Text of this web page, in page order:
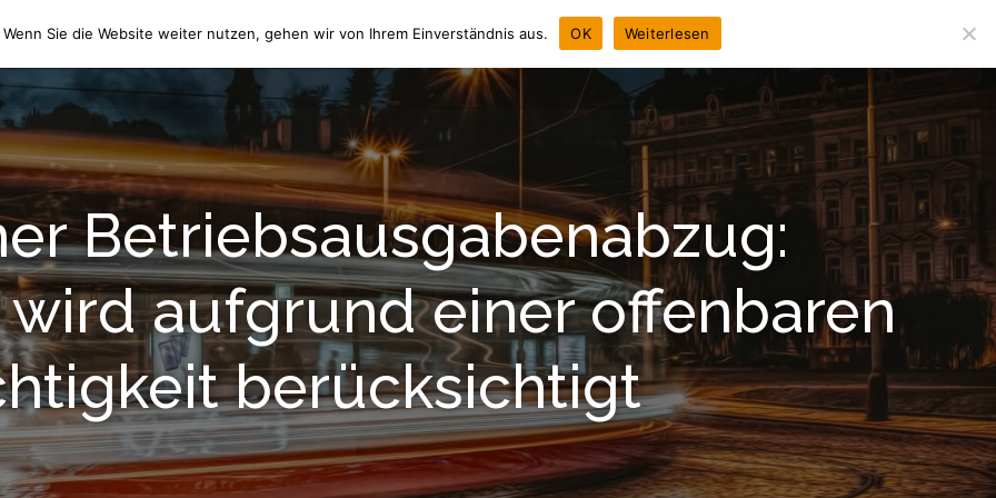
NEWS CHRONIK LEISTUNGEN
Betriebsausgabenabzug:
aufgrund einer offenbaren
berücksichtigt
Sie die Website weiter nutzen, gehen wir von Ihrem Einverständnis aus. OK Weiterlesen